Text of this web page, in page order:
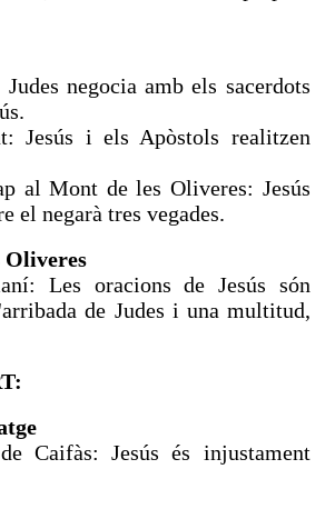
negocia amb els sacerdots
Jesús i els Apòstols realitzen
al Mont de les Oliveres: Jesús
el negarà tres vegades.
Oliveres
Les oracions de Jesús són
de Judes i una multitud,
Caifàs: Jesús és injustament